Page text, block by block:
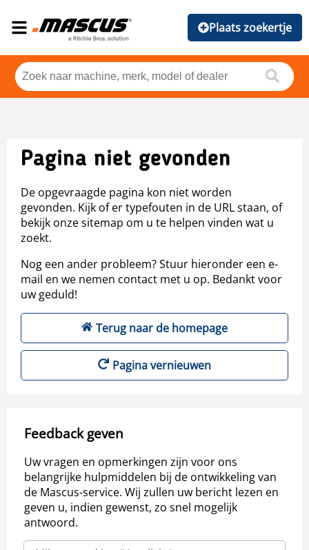
Plaats zoekertje
Pagina niet gevonden
De opgevraagde pagina kon niet worden
gevonden. Kijk of er typefouten in de URL staan, of
bekijk onze sitemap om u te helpen vinden wat u
zoekt.
Nog een ander probleem? Stuur hieronder een e-
mail en we nemen contact met u op. Bedankt voor
uw geduld!
Terug naar de homepage
Pagina vernieuwen
Feedback geven
Uw vragen en opmerkingen zijn voor ons
belangrijke hulpmiddelen bij de ontwikkeling van
de Mascus-service. Wij zullen uw bericht lezen en
geven u, indien gewenst, zo snel mogelijk
antwoord.